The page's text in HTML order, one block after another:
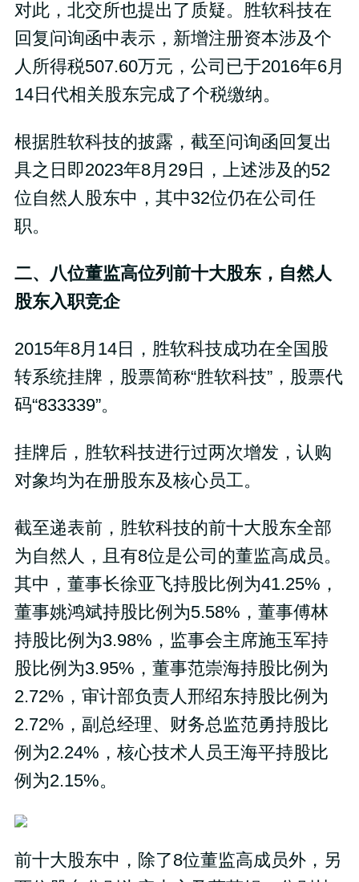
对此，北交所也提出了质疑。胜软科技在
回复问询函中表示，新增注册资本涉及个
人所得税507.60万元，公司已于2016年6月
14日代相关股东完成了个税缴纳。
根据胜软科技的披露，截至问询函回复出
具之日即2023年8月29日，上述涉及的52
位自然人股东中，其中32位仍在公司任
职。
二、八位董监高位列前十大股东，自然人
股东入职竞企
2015年8月14日，胜软科技成功在全国股
转系统挂牌，股票简称“胜软科技”，股票代
码“833339”。
挂牌后，胜软科技进行过两次增发，认购
对象均为在册股东及核心员工。
截至递表前，胜软科技的前十大股东全部
为自然人，且有8位是公司的董监高成员。
其中，董事长徐亚飞持股比例为41.25%，
董事姚鸿斌持股比例为5.58%，董事傅林
持股比例为3.98%，监事会主席施玉军持
股比例为3.95%，董事范崇海持股比例为
2.72%，审计部负责人邢绍东持股比例为
2.72%，副总经理、财务总监范勇持股比
例为2.24%，核心技术人员王海平持股比
例为2.15%。
前十大股东中，除了8位董监高成员外，另